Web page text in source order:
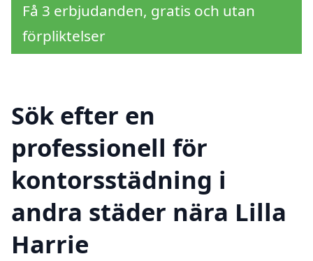
Få 3 erbjudanden, gratis och utan
förpliktelser
Sök efter en
professionell för
kontorsstädning i
andra städer nära Lilla
Harrie